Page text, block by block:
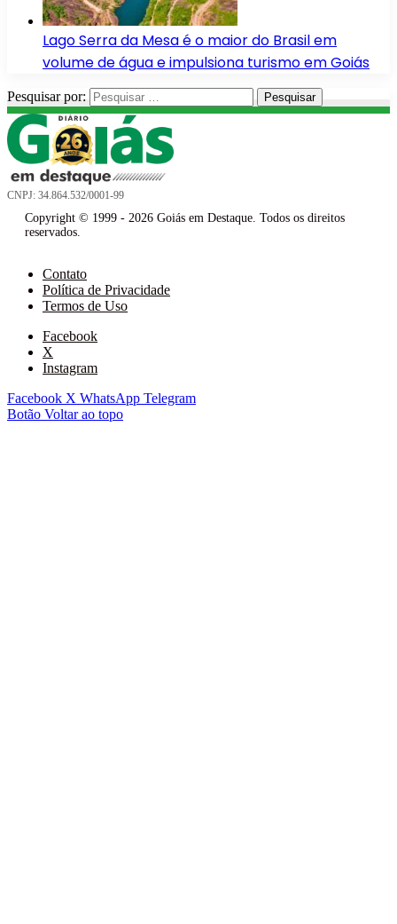
Lago Serra da Mesa é o maior do Brasil em
volume de água e impulsiona turismo em Goiás
Pesquisar por:
CNPJ: 34.864.532/0001-99
Copyright © 1999 - 2026 Goiás em Destaque. Todos os direitos
reservados.
Contato
Política de Privacidade
Termos de Uso
Facebook
X
Instagram
Facebook X WhatsApp Telegram
Botão Voltar ao topo